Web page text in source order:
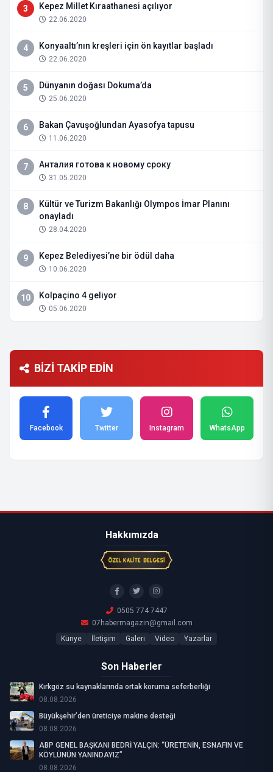
3 Kepez Millet Kıraathanesi açılıyor
22.06.2020
4 Konyaaltı’nın kreşleri için ön kayıtlar başladı
22.06.2020
5 Dünyanın doğası Dokuma’da
25.06.2020
6 Bakan Çavuşoğlundan Ayasofya tapusu
11.06.2020
7 Анталия готова к новому сроку
31.05.2020
8
Kültür ve Turizm Bakanlığı Olympos İmar Planını
onayladı
28.04.2020
9 Kepez Belediyesi’ne bir ödül daha
10.06.2020
10 Kolpaçino 4 geliyor
05.06.2020
BİZİ TAKİP EDİN
Facebook Twitter Instagram WhatsApp
Hakkımızda
0505 774 7447
07habermagazin@gmail.com
Künye
İletişim Galeri Video Yazarlar
Son Haberler
Kırkgöz su kaynaklarında ortak koruma seferberliği
08.08.2026
Büyükşehir’den üreticiye makine desteği
08.08.2026
ABP GENEL BAŞKANI BEDRİ YALÇIN: “ÜRETENİN, ESNAFIN VE
KÖYLÜNÜN YANINDAYIZ”
08.08.2026